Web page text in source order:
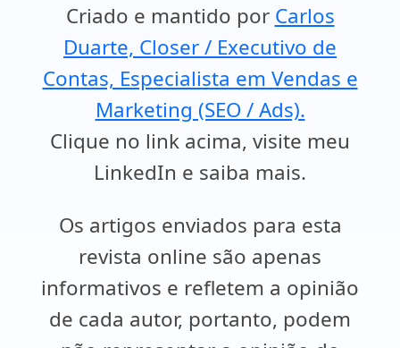
Criado e mantido por Carlos
Duarte, Closer / Executivo de
Contas, Especialista em Vendas e
Marketing (SEO / Ads).
Clique no link acima, visite meu
LinkedIn e saiba mais.
Os artigos enviados para esta
revista online são apenas
informativos e refletem a opinião
de cada autor, portanto, podem